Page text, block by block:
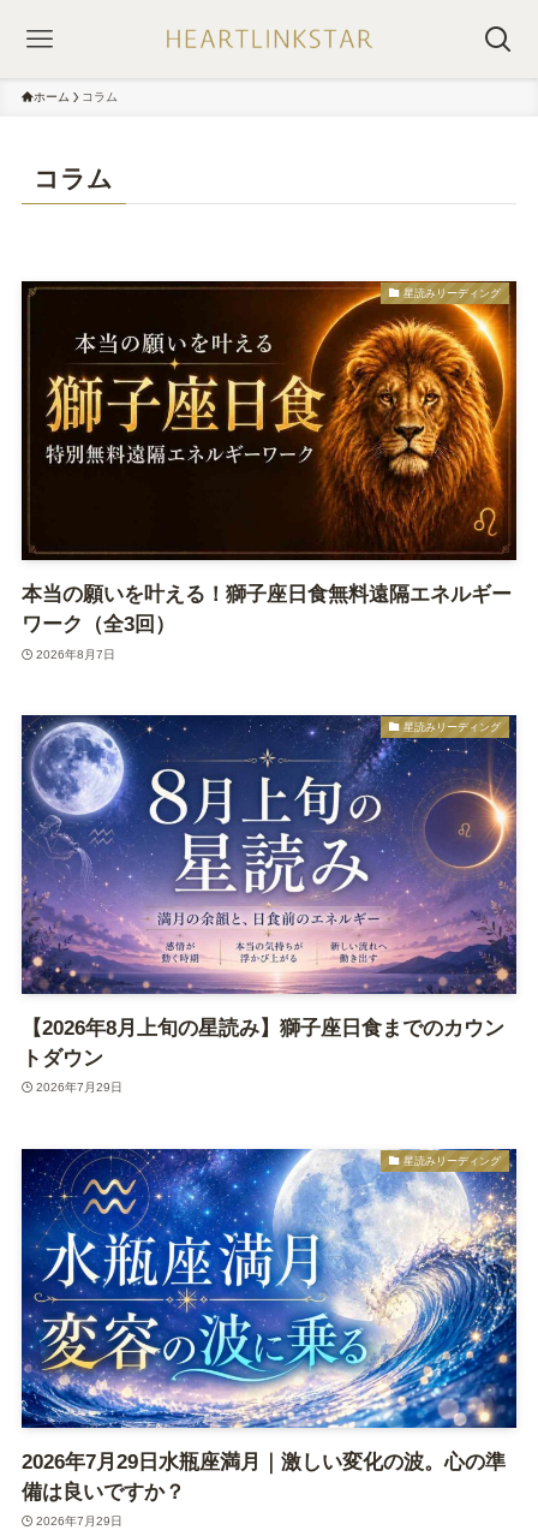
ホーム コラム
コラム
星読みリーディング
本当の願いを叶える！獅子座日食無料遠隔エネルギー
ワーク（全3回）
2026年8月7日
星読みリーディング
【2026年8月上旬の星読み】獅子座日食までのカウン
トダウン
2026年7月29日
星読みリーディング
2026年7月29日水瓶座満月｜激しい変化の波。心の準
備は良いですか？
2026年7月29日